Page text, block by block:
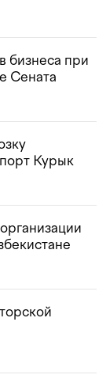
бизнеса при
Сената
Курык